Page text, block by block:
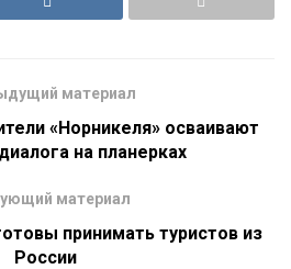
материал
«Норникеля» осваивают
на планерках
материал
принимать туристов из
России